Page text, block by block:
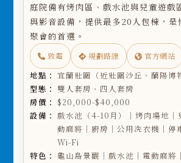
庭院備有烤肉區、戲水池與兒童遊戲
與影音設備，提供最多20人包棟，是
聚會的首選。
致電 規劃路線 官方網站
地點： 宜蘭壯圍（近壯圍沙丘、蘭陽博
型態：
雙人套房、四人套房
房價： $20,000-$40,000
設備： 戲水池（4-10月）｜烤肉場地｜
動麻將｜廚房｜公用洗衣機｜停
Wi-Fi
特色： 龜山島景觀｜戲水池｜電動麻將